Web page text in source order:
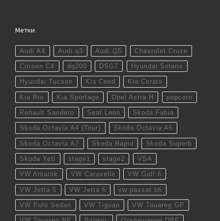
Метки
Audi A4 Audi q3 Audi Q5 Chevrolet Cruze
Citroen C4 dq200 DSG7 Hyundai Solaris
Hyundai Tucson Kia Ceed Kia Cerato
Kia Rio Kia Sportage Opel Astra H popcorn
Renault Sandero Seat Leon Skoda Fabia
Skoda Octavia A4 (Tour) Skoda Octavia A5
Skoda Octavia A7 Skoda Rapid Skoda Superb
Skoda Yeti stage1 stage2 VSA
VW Amarok VW Caravelle VW Golf 6
VW Jetta 5 VW Jetta 6 vw passat b6
VW Polo Sedan VW Tiguan VW Touareg GP